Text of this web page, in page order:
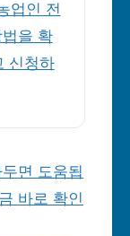
업인 전
을 확
신청하
면 도움됩
바로 확인